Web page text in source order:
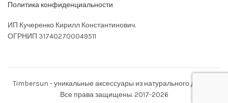
Политика конфиденциальности
ИП Кучеренко Кирилл Константинович.
ОГРНИП 317402700049511
Timbersun - уникальные аксессуары из натурального дерева.
Все права защищены. 2017-2026